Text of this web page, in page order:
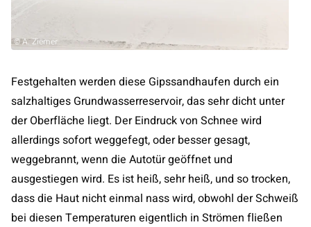
© A. Ziemer
Festgehalten werden diese Gipssandhaufen durch ein
salzhaltiges Grundwasserreservoir, das sehr dicht unter
der Oberfläche liegt. Der Eindruck von Schnee wird
allerdings sofort weggefegt, oder besser gesagt,
weggebrannt, wenn die Autotür geöffnet und
ausgestiegen wird. Es ist heiß, sehr heiß, und so trocken,
dass die Haut nicht einmal nass wird, obwohl der Schweiß
bei diesen Temperaturen eigentlich in Strömen fließen